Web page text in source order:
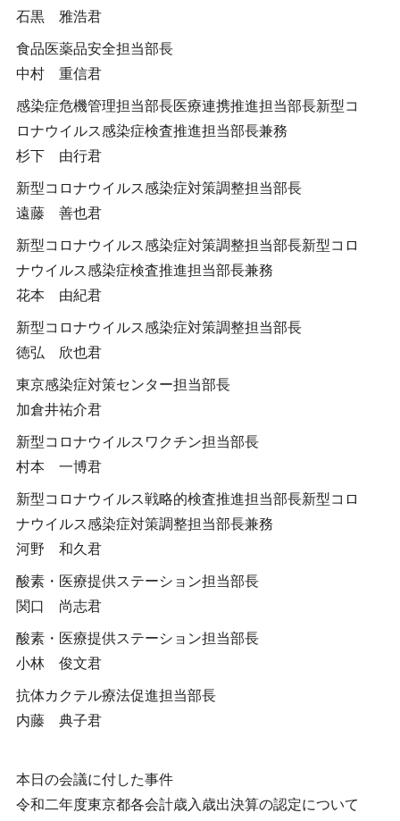
石黒 雅浩君
食品医薬品安全担当部長
中村 重信君
感染症危機管理担当部長医療連携推進担当部長新型コ
ロナウイルス感染症検査推進担当部長兼務
杉下 由行君
新型コロナウイルス感染症対策調整担当部長
遠藤 善也君
新型コロナウイルス感染症対策調整担当部長新型コロ
ナウイルス感染症検査推進担当部長兼務
花本 由紀君
新型コロナウイルス感染症対策調整担当部長
徳弘 欣也君
東京感染症対策センター担当部長
加倉井祐介君
新型コロナウイルスワクチン担当部長
村本 一博君
新型コロナウイルス戦略的検査推進担当部長新型コロ
ナウイルス感染症対策調整担当部長兼務
河野 和久君
酸素・医療提供ステーション担当部長
関口 尚志君
酸素・医療提供ステーション担当部長
小林 俊文君
抗体カクテル療法促進担当部長
内藤 典子君
本日の会議に付した事件
令和二年度東京都各会計歳入歳出決算の認定について